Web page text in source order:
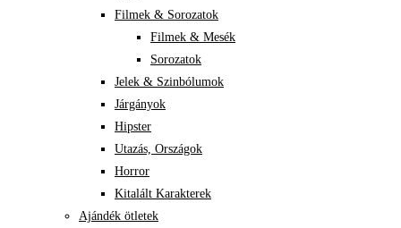
Filmek & Sorozatok
Filmek & Mesék
Sorozatok
Jelek & Szinbólumok
Járgányok
Hipster
Utazás, Országok
Horror
Kitalált Karakterek
Ajándék ötletek